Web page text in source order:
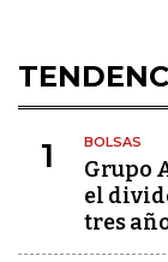
1 BOLSAS
Grupo
el
tres